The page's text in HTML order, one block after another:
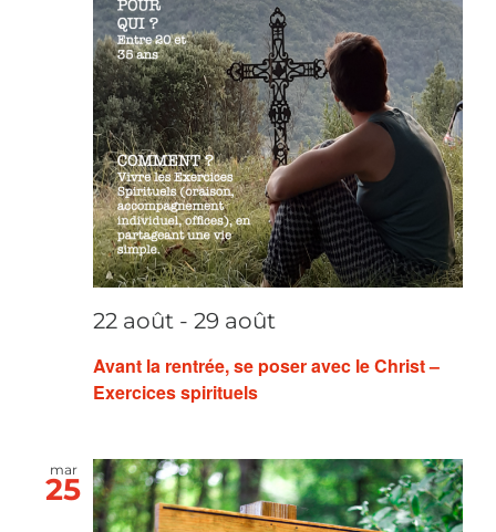
Avant la rentrée, se poser avec le Christ –
Exercices spirituels
22 août - 29 août
mar
25